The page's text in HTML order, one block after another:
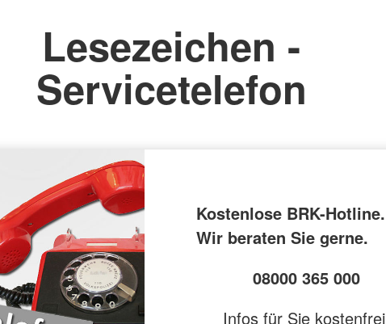
Lesezeichen -
Servicetelefon
Kostenlose BRK-Hotline.
Wir beraten Sie gerne.
08000 365 000
Infos für Sie kostenfrei